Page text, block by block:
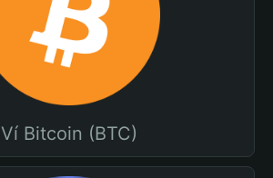
Ví Bitcoin (BTC)